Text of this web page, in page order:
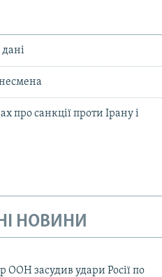
про санкції проти Ірану і
НОВИНИ
ООН засудив удари Росії по